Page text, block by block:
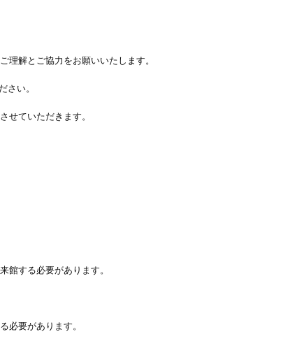
解とご協力をお願いいたします。
さい。
ていただきます。
館する必要があります。
必要があります。